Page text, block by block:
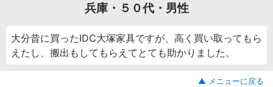
兵庫・５０代・男性
大分昔に買ったIDC大塚家具ですが、高く買い取ってもら
えたし、搬出もしてもらえてとても助かりました。
▲ メニューに戻る